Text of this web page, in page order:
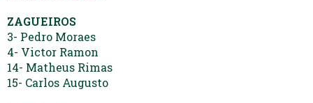
ZAGUEIROS
3- Pedro Moraes
4- Victor Ramon
14- Matheus Rimas
15- Carlos Augusto